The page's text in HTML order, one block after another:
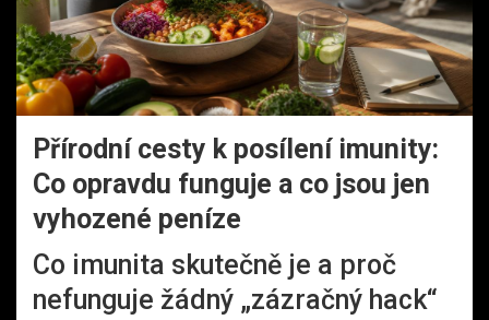
Přírodní cesty k posílení imunity:
Co opravdu funguje a co jsou jen
vyhozené peníze
Co imunita skutečně je a proč
nefunguje žádný „zázračný hack“